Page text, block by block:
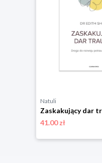
Natuli
41.00 zł